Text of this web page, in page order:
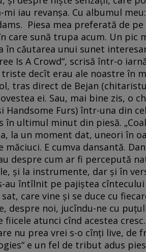
mi iau revanşa. Cu albumul
Piesa mea preferată de pe
care sună trupa acum. Un pic
căutarea unui sunet
Is A Crowd“, scrisă într-o
decît erau ale noastre în
tras direct de Bejan
ei. Sau, mai bine zis, o
Handsome Furs) într-una din
în ultimul minut din piesă.
la un moment dat, uneori în
E cumva dansantă.
despre cum ar fi percepută
şi la instrumente, dar şi în
întîlnit pe pajiştea cîntecului
care vine şi se duce cu
despre noi, jucîndu-ne cu
atunci cînd acestea
nu prea vrei s-o cînţi live, de
e un fel de tribut adus